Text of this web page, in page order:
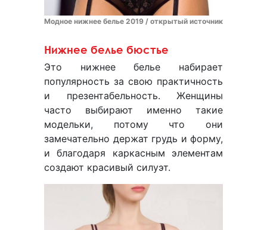
Модное нижнее белье 2019 / открытый источник
Нижнее белье бюстье
Это нижнее белье набирает
популярность за свою практичность
и презентабельность. Женщины
часто выбирают именно такие
модельки, потому что они
замечательно держат грудь и форму,
и благодаря каркасным элементам
создают красивый силуэт.